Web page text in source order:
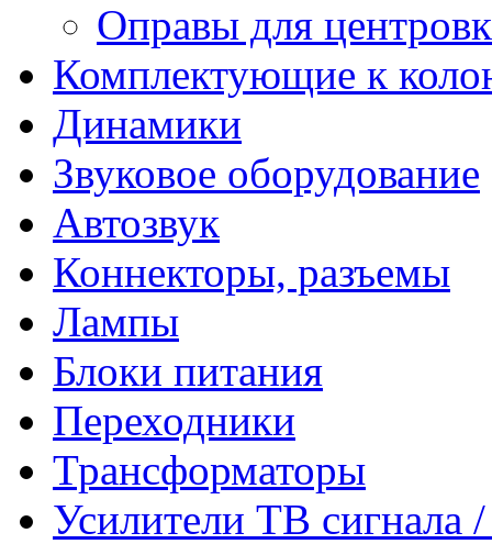
Оправы для
Комплектующие к
Динамики
Звуковое оборудование
Автозвук
Коннекторы, разъемы
Лампы
Блоки питания
Переходники
Трансформаторы
Усилители ТВ сигнала